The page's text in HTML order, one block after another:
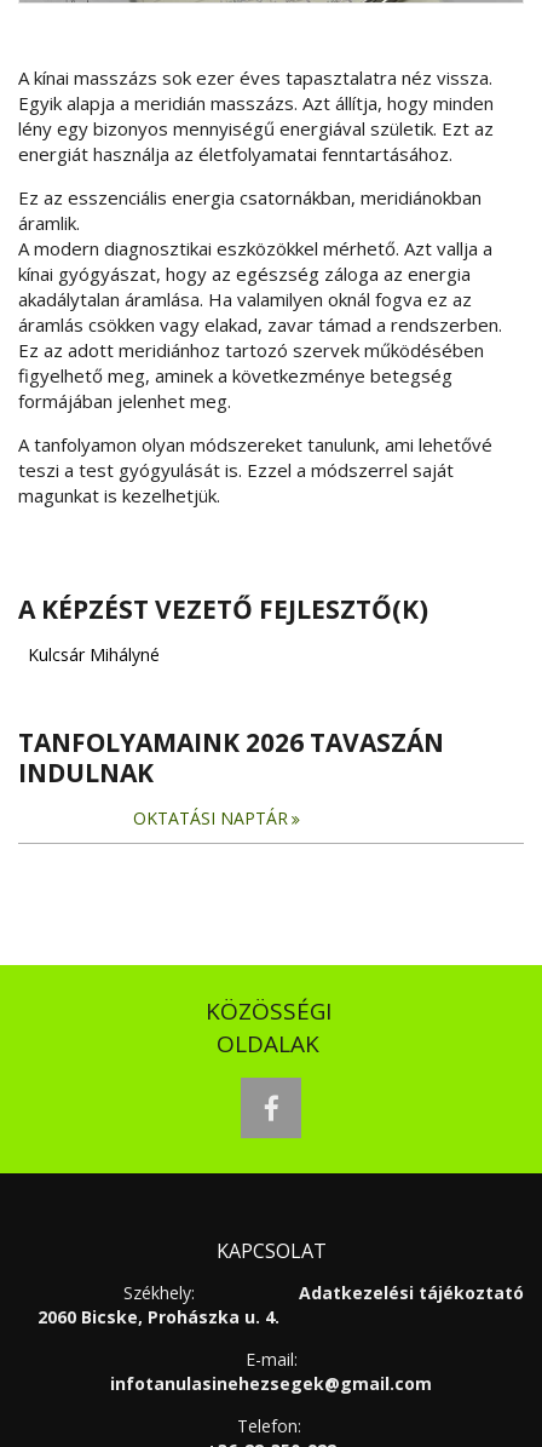
A kínai masszázs sok ezer éves tapasztalatra néz vissza.
Egyik alapja a meridián masszázs. Azt állítja, hogy minden
lény egy bizonyos mennyiségű energiával születik. Ezt az
energiát használja az életfolyamatai fenntartásához.
Ez az esszenciális energia csatornákban, meridiánokban
áramlik.
A modern diagnosztikai eszközökkel mérhető. Azt vallja a
kínai gyógyászat, hogy az egészség záloga az energia
akadálytalan áramlása. Ha valamilyen oknál fogva ez az
áramlás csökken vagy elakad, zavar támad a rendszerben.
Ez az adott meridiánhoz tartozó szervek működésében
figyelhető meg, aminek a következménye betegség
formájában jelenhet meg.
A tanfolyamon olyan módszereket tanulunk, ami lehetővé
teszi a test gyógyulását is. Ezzel a módszerrel saját
magunkat is kezelhetjük.
A KÉPZÉST VEZETŐ FEJLESZTŐ(K)
Kulcsár Mihályné
TANFOLYAMAINK 2026 TAVASZÁN
INDULNAK
OKTATÁSI NAPTÁR
KÖZÖSSÉGI
OLDALAK
facebook
KAPCSOLAT
Adatkezelési tájékoztató
Székhely:
2060 Bicske, Prohászka u. 4.
E-mail:
infotanulasinehezsegek@gmail.com
Telefon: